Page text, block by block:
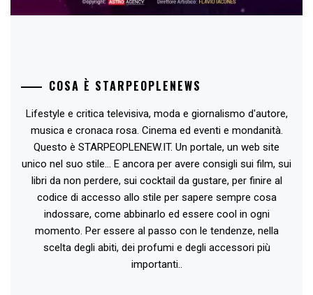
COSA È STARPEOPLENEWS
Lifestyle e critica televisiva, moda e giornalismo d'autore,
musica e cronaca rosa. Cinema ed eventi e mondanità.
Questo è STARPEOPLENEW.IT. Un portale, un web site
unico nel suo stile... E ancora per avere consigli sui film, sui
libri da non perdere, sui cocktail da gustare, per finire al
codice di accesso allo stile per sapere sempre cosa
indossare, come abbinarlo ed essere cool in ogni
momento. Per essere al passo con le tendenze, nella
scelta degli abiti, dei profumi e degli accessori più
importanti..